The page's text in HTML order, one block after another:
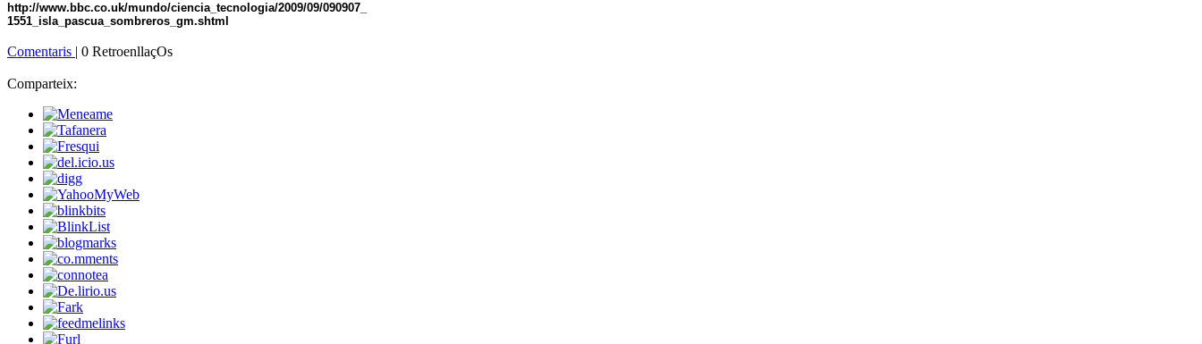
http://www.bbc.co.uk/mundo/ciencia_tecnologia/2009/09/090907_
1551_isla_pascua_sombreros_gm.shtml
Comentaris | 0 RetroenllaçOs
Comparteix: